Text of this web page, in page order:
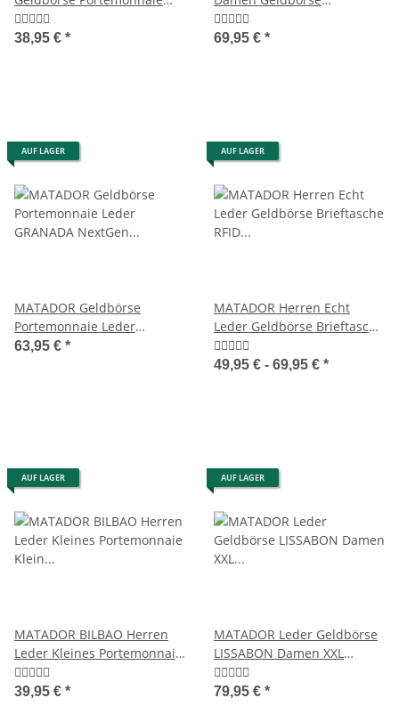
Klein Leder RFID TüV
38,95 € *
Langbörse RFID 18 Farben
69,95 € *
AUF LAGER
MATADOR Geldbörse
Portemonnaie Leder
GRANADA NextGen RFID TüV
63,95 € *
AUF LAGER
MATADOR Herren Echt
Leder Geldbörse Brieftasche
RFID TüV
49,95 € - 69,95 € *
AUF LAGER
MATADOR BILBAO Herren
Leder Kleines Portemonnaie
Klein RFID Retro
39,95 € *
AUF LAGER
MATADOR Leder Geldbörse
LISSABON Damen XXL
Portemonnaie RFID
79,95 € *